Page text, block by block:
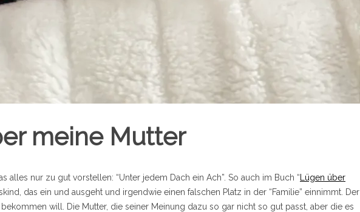
meine Mutter
alles nur zu gut vorstellen: “Unter jedem Dach ein Ach”. So auch im Buch “ Lügen über
das ein und ausgeht und irgendwie einen falschen Platz in der “Familie” einnimmt. Der
will. Die Mutter, die seiner Meinung dazu so gar nicht so gut passt, aber die es